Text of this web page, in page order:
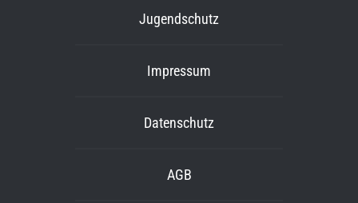
Jugendschutz
Impressum
Datenschutz
AGB